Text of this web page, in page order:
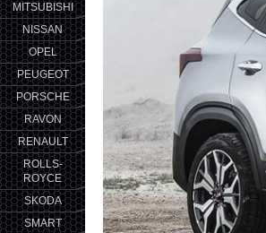
MITSUBISHI
NISSAN
OPEL
PEUGEOT
PORSCHE
RAVON
RENAULT
ROLLS-
ROYCE
SKODA
SMART